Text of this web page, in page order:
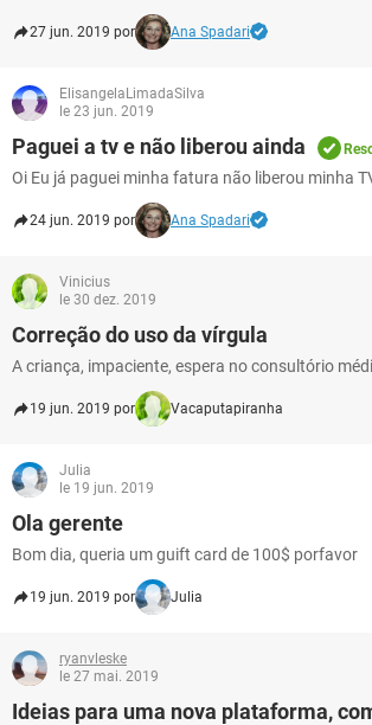
27 jun. 2019 por Ana Spadari
ElisangelaLimadaSilva
le 23 jun. 2019
Paguei a tv e não liberou ainda
Oi Eu já paguei minha fatura não liberou minha
24 jun. 2019 por Ana Spadari
Vinicius
le 30 dez. 2019
Correção do uso da vírgula
A criança, impaciente, espera no consultório
19 jun. 2019 por Vacaputapiranha
Julia
le 19 jun. 2019
Ola gerente
Bom dia, queria um guift card de 100$ porfavor
19 jun. 2019 por Julia
ryanvleske
le 27 mai. 2019
Ideias para uma nova plataforma,